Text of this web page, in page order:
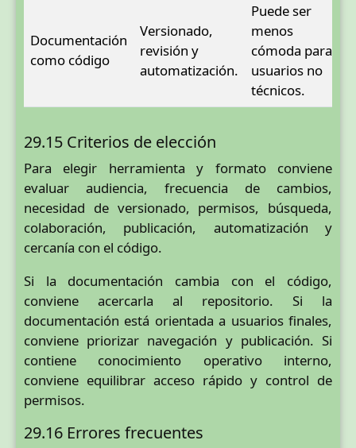
Documentación
como código
Versionado,
revisión y
automatización.
Puede ser
menos
cómoda para
usuarios no
técnicos.
29.15 Criterios de elección
Para elegir herramienta y formato conviene
evaluar audiencia, frecuencia de cambios,
necesidad de versionado, permisos, búsqueda,
colaboración, publicación, automatización y
cercanía con el código.
Si la documentación cambia con el código,
conviene acercarla al repositorio. Si la
documentación está orientada a usuarios finales,
conviene priorizar navegación y publicación. Si
contiene conocimiento operativo interno,
conviene equilibrar acceso rápido y control de
permisos.
29.16 Errores frecuentes